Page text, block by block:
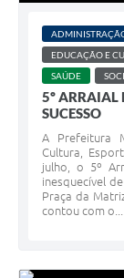
EDUCAÇÃO E
SAÚDE
5º ARRAIAL
SUCESSO
A Prefeitura
Cultura,
julho, o 5º
inesquecível
Praça da
contou com o...